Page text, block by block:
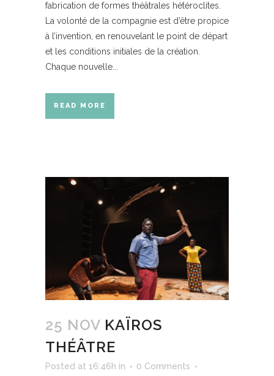
fabrication de formes théâtrales hétéroclites.
La volonté de la compagnie est d’être propice
à l’invention, en renouvelant le point de départ
et les conditions initiales de la création.
Chaque nouvelle...
READ MORE
25 NOV KAÏROS
THÉÂTRE
Posted at 16:46h in
0 Comments